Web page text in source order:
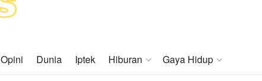
Opini Dunia Iptek Hiburan Gaya Hidup